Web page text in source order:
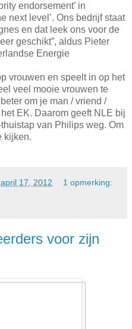
endorsement’ in
next level’. Ons bedrijf staat
en dat leek ons voor de
geschikt”, aldus Pieter
Energie
vrouwen en speelt in op het
veel mooie vrouwen te
om je man / vriend /
EK. Daarom geeft NLE bij
van Philips weg. Om
kijken.
17, 2012 1 opmerking:
voor zijn